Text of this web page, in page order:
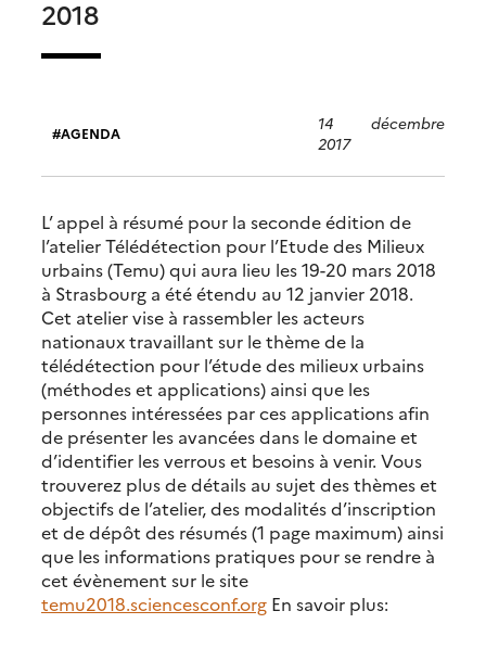
2018
AGENDA
14 décembre
2017
L’ appel à résumé pour la seconde édition de
l’atelier Télédétection pour l’Etude des Milieux
urbains (Temu) qui aura lieu les 19-20 mars 2018
à Strasbourg a été étendu au 12 janvier 2018.
Cet atelier vise à rassembler les acteurs
nationaux travaillant sur le thème de la
télédétection pour l’étude des milieux urbains
(méthodes et applications) ainsi que les
personnes intéressées par ces applications afin
de présenter les avancées dans le domaine et
d’identifier les verrous et besoins à venir. Vous
trouverez plus de détails au sujet des thèmes et
objectifs de l’atelier, des modalités d’inscription
et de dépôt des résumés (1 page maximum) ainsi
que les informations pratiques pour se rendre à
cet évènement sur le site
temu2018.sciencesconf.org En savoir plus: